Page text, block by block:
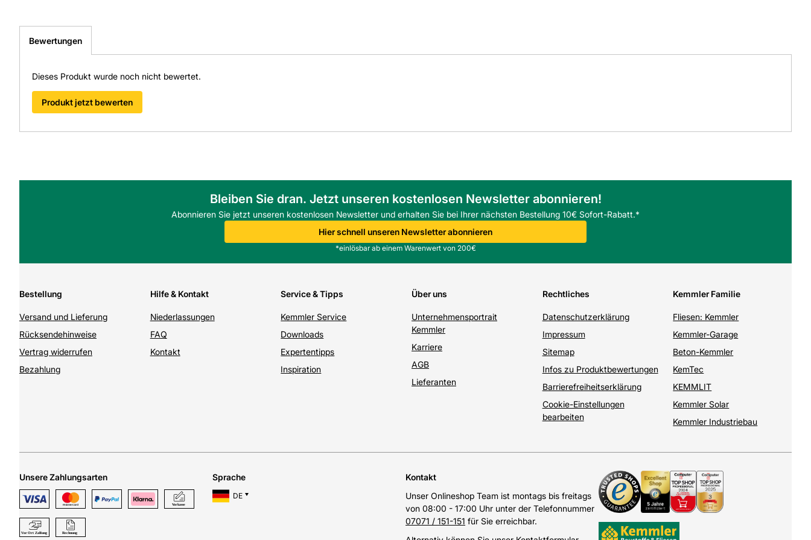
Bewertungen
Dieses Produkt wurde noch nicht bewertet.
Produkt jetzt bewerten
Bleiben Sie dran. Jetzt unseren kostenlosen Newsletter abonnieren!
Abonnieren Sie jetzt unseren kostenlosen Newsletter und erhalten Sie bei Ihrer nächsten Bestellung 10€ Sofort-Rabatt.*
Hier schnell unseren Newsletter abonnieren
*einlösbar ab einem Warenwert von 200€
Bestellung
Versand und Lieferung
Rücksendehinweise
Vertrag widerrufen
Bezahlung
Hilfe & Kontakt
Niederlassungen
FAQ
Kontakt
Service & Tipps
Kemmler Service
Downloads
Expertentipps
Inspiration
Über uns
Unternehmensportrait
Kemmler
Karriere
AGB
Lieferanten
Rechtliches
Datenschutzerklärung
Impressum
Sitemap
Infos zu Produktbewertungen
Barrierefreiheitserklärung
Cookie-Einstellungen
bearbeiten
Kemmler Familie
Fliesen: Kemmler
Kemmler-Garage
Beton-Kemmler
KemTec
KEMMLIT
Kemmler Solar
Kemmler Industriebau
Unsere Zahlungsarten Sprache
DE
Kontakt
Unser Onlineshop Team ist montags bis freitags
von 08:00 - 17:00 Uhr unter der Telefonnummer
07071 / 151-151 für Sie erreichbar.